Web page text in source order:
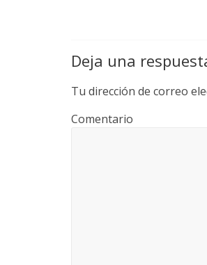
Deja una
Tu dirección de correo
Comentario